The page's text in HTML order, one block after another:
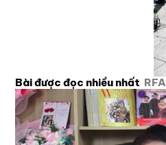
Bài được đọc nhiều nhất RFA